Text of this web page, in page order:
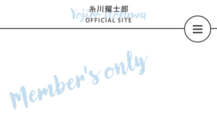
Member's only